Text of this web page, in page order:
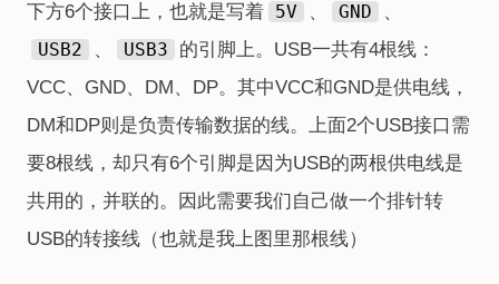
下方6个接口上，也就是写着 5V 、 GND
、
USB2
、 USB3
的引脚上。USB一共有4根线：
VCC、GND、DM、DP。其中VCC和GND是供电线，
DM和DP则是负责传输数据的线。上面2个USB接口需
要8根线，却只有6个引脚是因为USB的两根供电线是
共用的，并联的。因此需要我们自己做一个排针转
USB的转接线（也就是我上图里那根线）